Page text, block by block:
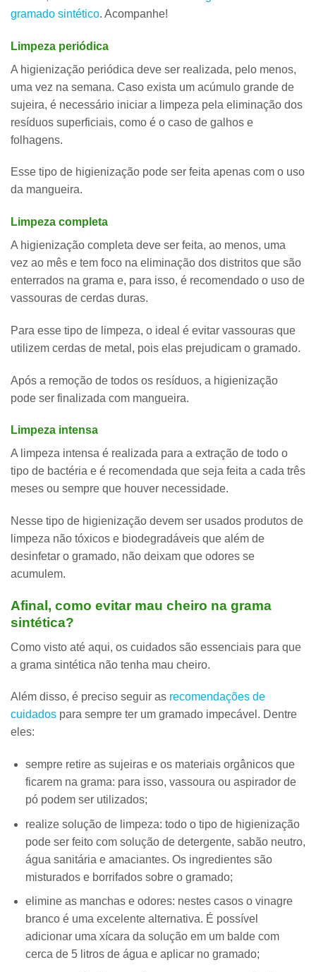
gramado sintético. Acompanhe!
Limpeza periódica
A higienização periódica deve ser realizada, pelo menos,
uma vez na semana. Caso exista um acúmulo grande de
sujeira, é necessário iniciar a limpeza pela eliminação dos
resíduos superficiais, como é o caso de galhos e
folhagens.
Esse tipo de higienização pode ser feita apenas com o uso
da mangueira.
Limpeza completa
A higienização completa deve ser feita, ao menos, uma
vez ao mês e tem foco na eliminação dos distritos que são
enterrados na grama e, para isso, é recomendado o uso de
vassouras de cerdas duras.
Para esse tipo de limpeza, o ideal é evitar vassouras que
utilizem cerdas de metal, pois elas prejudicam o gramado.
Após a remoção de todos os resíduos, a higienização
pode ser finalizada com mangueira.
Limpeza intensa
A limpeza intensa é realizada para a extração de todo o
tipo de bactéria e é recomendada que seja feita a cada três
meses ou sempre que houver necessidade.
Nesse tipo de higienização devem ser usados produtos de
limpeza não tóxicos e biodegradáveis que além de
desinfetar o gramado, não deixam que odores se
acumulem.
Afinal, como evitar mau cheiro na grama
sintética?
Como visto até aqui, os cuidados são essenciais para que
a grama sintética não tenha mau cheiro.
Além disso, é preciso seguir as recomendações de
cuidados para sempre ter um gramado impecável. Dentre
eles:
sempre retire as sujeiras e os materiais orgânicos que
ficarem na grama: para isso, vassoura ou aspirador de
pó podem ser utilizados;
realize solução de limpeza: todo o tipo de higienização
pode ser feito com solução de detergente, sabão neutro,
água sanitária e amaciantes. Os ingredientes são
misturados e borrifados sobre o gramado;
elimine as manchas e odores: nestes casos o vinagre
branco é uma excelente alternativa. É possível
adicionar uma xícara da solução em um balde com
cerca de 5 litros de água e aplicar no gramado;